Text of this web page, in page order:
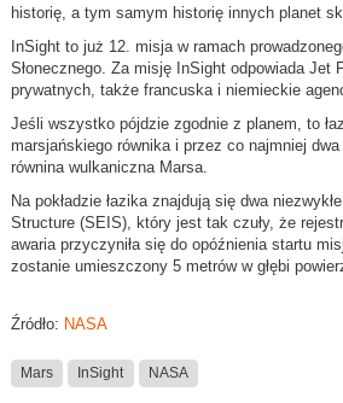
historię, a tym samym historię innych planet
InSight to już 12. misja w ramach
Słonecznego. Za misję InSight odpowiada Jet
prywatnych, także francuska i niemieckie
Jeśli wszystko pójdzie zgodnie z planem, to
marsjańskiego równika i przez co najmniej
równina wulkaniczna Marsa.
Na pokładzie łazika znajdują się dwa
Structure (SEIS), który jest tak czuły, że
awaria przyczyniła się do opóźnienia startu
zostanie umieszczony 5 metrów w głębi
Źródło: NASA
Mars InSight NASA